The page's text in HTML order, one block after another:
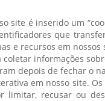
site é inserido um
que
e recursos em nossos
informações
depois de fechar o
em nosso site.
recusar ou